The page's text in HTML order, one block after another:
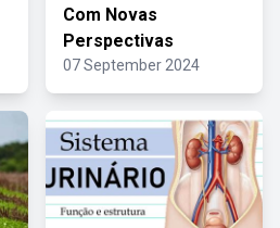
Com Novas
Perspectivas
07 September 2024